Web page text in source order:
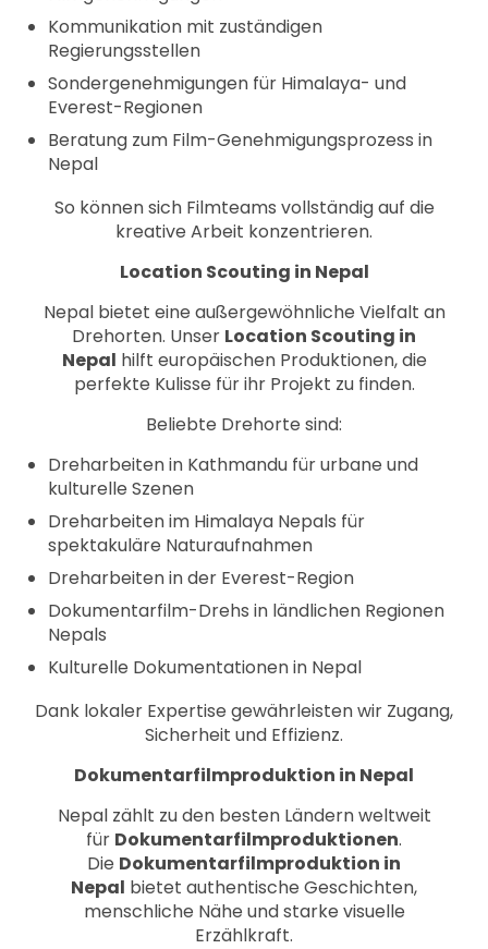
Kommunikation mit zuständigen
Regierungsstellen
Sondergenehmigungen für Himalaya- und
Everest-Regionen
Beratung zum Film-Genehmigungsprozess in
Nepal
So können sich Filmteams vollständig auf die
kreative Arbeit konzentrieren.
Location Scouting in Nepal
Nepal bietet eine außergewöhnliche Vielfalt an
Drehorten. Unser Location Scouting in
Nepal hilft europäischen Produktionen, die
perfekte Kulisse für ihr Projekt zu finden.
Beliebte Drehorte sind:
Dreharbeiten in Kathmandu für urbane und
kulturelle Szenen
Dreharbeiten im Himalaya Nepals für
spektakuläre Naturaufnahmen
Dreharbeiten in der Everest-Region
Dokumentarfilm-Drehs in ländlichen Regionen
Nepals
Kulturelle Dokumentationen in Nepal
Dank lokaler Expertise gewährleisten wir Zugang,
Sicherheit und Effizienz.
Dokumentarfilmproduktion in Nepal
Nepal zählt zu den besten Ländern weltweit
für Dokumentarfilmproduktionen.
Die Dokumentarfilmproduktion in
Nepal bietet authentische Geschichten,
menschliche Nähe und starke visuelle
Erzählkraft.